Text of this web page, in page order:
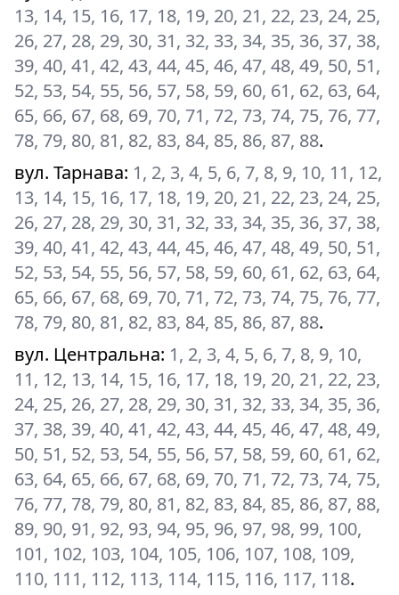
13, 14, 15, 16, 17, 18, 19, 20, 21, 22, 23, 24, 25,
26, 27, 28, 29, 30, 31, 32, 33, 34, 35, 36, 37, 38,
39, 40, 41, 42, 43, 44, 45, 46, 47, 48, 49, 50, 51,
52, 53, 54, 55, 56, 57, 58, 59, 60, 61, 62, 63, 64,
65, 66, 67, 68, 69, 70, 71, 72, 73, 74, 75, 76, 77,
78, 79, 80, 81, 82, 83, 84, 85, 86, 87, 88.
вул. Тарнава: 1, 2, 3, 4, 5, 6, 7, 8, 9, 10, 11, 12,
13, 14, 15, 16, 17, 18, 19, 20, 21, 22, 23, 24, 25,
26, 27, 28, 29, 30, 31, 32, 33, 34, 35, 36, 37, 38,
39, 40, 41, 42, 43, 44, 45, 46, 47, 48, 49, 50, 51,
52, 53, 54, 55, 56, 57, 58, 59, 60, 61, 62, 63, 64,
65, 66, 67, 68, 69, 70, 71, 72, 73, 74, 75, 76, 77,
78, 79, 80, 81, 82, 83, 84, 85, 86, 87, 88.
вул. Центральна: 1, 2, 3, 4, 5, 6, 7, 8, 9, 10,
11, 12, 13, 14, 15, 16, 17, 18, 19, 20, 21, 22, 23,
24, 25, 26, 27, 28, 29, 30, 31, 32, 33, 34, 35, 36,
37, 38, 39, 40, 41, 42, 43, 44, 45, 46, 47, 48, 49,
50, 51, 52, 53, 54, 55, 56, 57, 58, 59, 60, 61, 62,
63, 64, 65, 66, 67, 68, 69, 70, 71, 72, 73, 74, 75,
76, 77, 78, 79, 80, 81, 82, 83, 84, 85, 86, 87, 88,
89, 90, 91, 92, 93, 94, 95, 96, 97, 98, 99, 100,
101, 102, 103, 104, 105, 106, 107, 108, 109,
110, 111, 112, 113, 114, 115, 116, 117, 118.